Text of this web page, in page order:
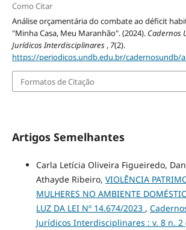
Como Citar
Análise orçamentária do combate ao déficit
"Minha Casa, Meu Maranhão". (2024). Cadernos
Jurídicos Interdisciplinares , 7(2).
https://periodicos.undb.edu.br/cadernosundb/
Formatos de Citação
Artigos Semelhantes
Carla Letícia Oliveira Figueiredo,
Athayde Ribeiro, VIOLÊNCIA
MULHERES NO AMBIENTE
LUZ DA LEI Nº 14.674/2023 ,
Jurídicos Interdisciplinares : v. 8 n. 2